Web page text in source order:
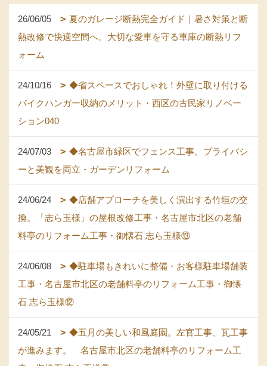
26/06/05
夏のガレージ断熱完全ガイド｜暑さ対策と断
熱改修で快適空間へ。大切な愛車を守る車庫の断熱リフ
ォーム
24/10/16
◆省スペースでおしゃれ！外壁に取り付ける
バイクハンガー収納のメリット・西区の古民家リノベー
ション040
24/07/03
◆名古屋市緑区でフェンス工事。プライバシ
ーと美観を両立・ガーデンリフォーム
24/06/24
◆店舗アプローチを美しく演出する竹垣の交
換。「志ら玉様」の屋根改修工事・名古屋市北区の老舗
料亭のリフォーム工事・御懐石 志ら玉様⑬
24/06/08
◆駐車場もきれいに整備・お客様駐車場舗装
工事・名古屋市北区の老舗料亭のリフォーム工事・御懐
石 志ら玉様⑫
24/05/21
◆五月の美しい和風庭園。左官工事、瓦工事
が進みます。 名古屋市北区の老舗料亭のリフォーム工